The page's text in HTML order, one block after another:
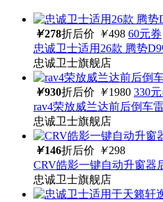
￥278折后价 ￥498 60元券
忠诚卫士适用26款 腾势
忠诚卫士旗舰店
￥930折后价 ￥1980 330
rav4荣放威兰达前后倒车
忠诚卫士旗舰店
￥146折后价 ￥298
CRV皓影一键自动升窗器
忠诚卫士旗舰店